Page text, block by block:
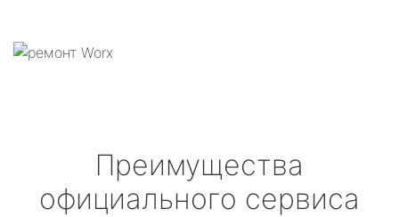
Преимущества
официального сервиса